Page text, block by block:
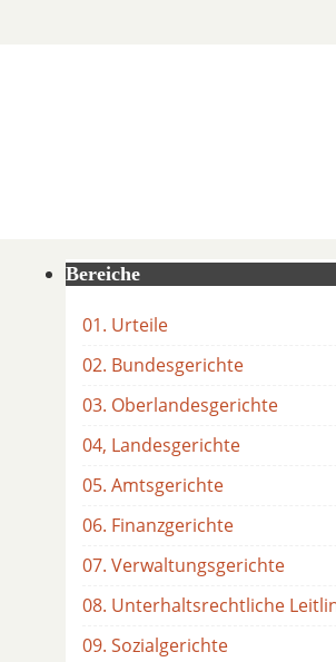
Bereiche
01. Urteile
02. Bundesgerichte
03. Oberlandesgerichte
04, Landesgerichte
05. Amtsgerichte
06. Finanzgerichte
07. Verwaltungsgerichte
08. Unterhaltsrechtliche
09. Sozialgerichte